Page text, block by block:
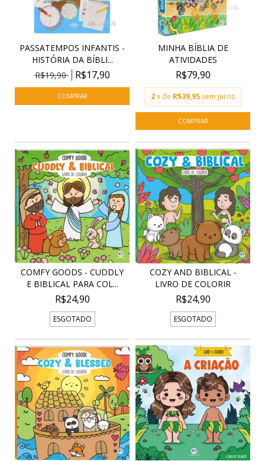
PASSATEMPOS INFANTIS -
HISTÓRIA DA BÍBLI...
R$19,90
R$17,90
MINHA BÍBLIA DE
ATIVIDADES
R$79,90
2x de R$39,95 sem juros
COMFY GOODS - CUDDLY
E BIBLICAL PARA COL...
R$24,90
ESGOTADO
COZY AND BIBLICAL -
LIVRO DE COLORIR
R$24,90
ESGOTADO